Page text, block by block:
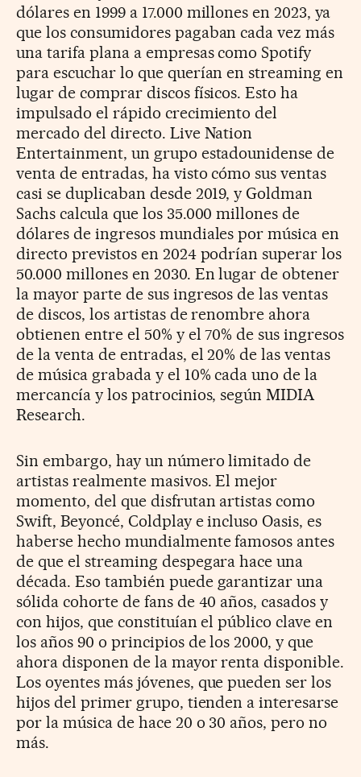
dólares en 1999 a 17.000 millones en 2023, ya
que los consumidores pagaban cada vez más
una tarifa plana a empresas como Spotify
para escuchar lo que querían en streaming en
lugar de comprar discos físicos. Esto ha
impulsado el rápido crecimiento del
mercado del directo. Live Nation
Entertainment, un grupo estadounidense de
venta de entradas, ha visto cómo sus ventas
casi se duplicaban desde 2019, y Goldman
Sachs calcula que los 35.000 millones de
dólares de ingresos mundiales por música en
directo previstos en 2024 podrían superar los
50.000 millones en 2030. En lugar de obtener
la mayor parte de sus ingresos de las ventas
de discos, los artistas de renombre ahora
obtienen entre el 50% y el 70% de sus ingresos
de la venta de entradas, el 20% de las ventas
de música grabada y el 10% cada uno de la
mercancía y los patrocinios, según MIDIA
Research.
Sin embargo, hay un número limitado de
artistas realmente masivos. El mejor
momento, del que disfrutan artistas como
Swift, Beyoncé, Coldplay e incluso Oasis, es
haberse hecho mundialmente famosos antes
de que el streaming despegara hace una
década. Eso también puede garantizar una
sólida cohorte de fans de 40 años, casados y
con hijos, que constituían el público clave en
los años 90 o principios de los 2000, y que
ahora disponen de la mayor renta disponible.
Los oyentes más jóvenes, que pueden ser los
hijos del primer grupo, tienden a interesarse
por la música de hace 20 o 30 años, pero no
más.